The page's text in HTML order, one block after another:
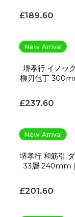
通常価格
£189.60
New Arrival
堺孝行 イノッ
柳刃包丁
通常価格
£237.60
New Arrival
堺孝行 和筋引
33層 240mm
通常価格
£201.60